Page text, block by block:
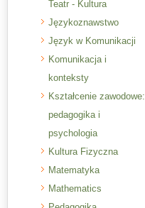
Teatr - Kultura
Językoznawstwo
Język w Komunikacji
Komunikacja i
konteksty
Kształcenie zawodowe:
pedagogika i
psychologia
Kultura Fizyczna
Matematyka
Mathematics